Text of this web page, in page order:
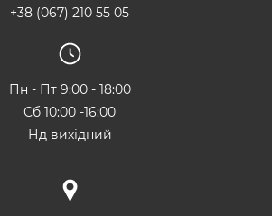
+38 (067) 210 55 05
Пн - Пт 9:00 - 18:00
Сб 10:00 -16:00
Нд вихідний